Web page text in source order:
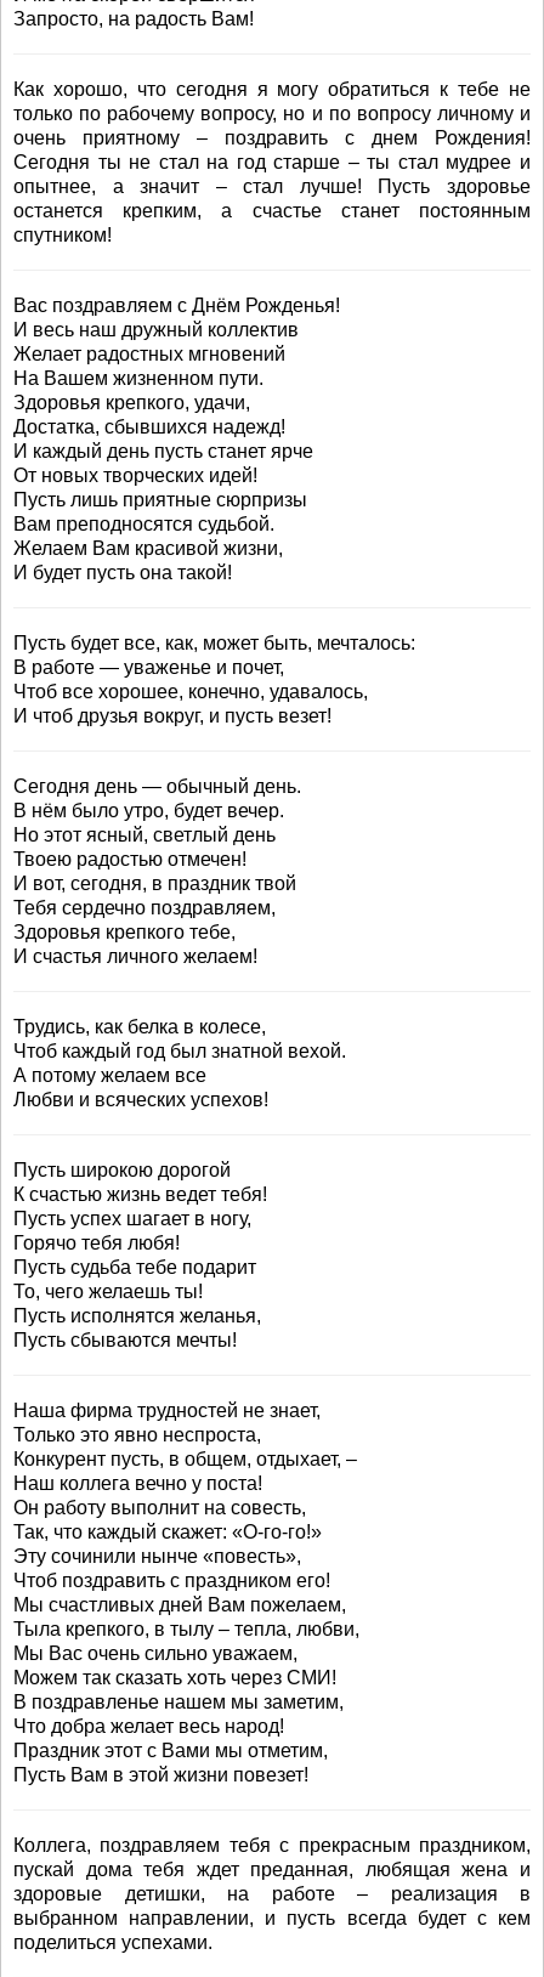
Запросто, на радость Вам!
Как хорошо, что сегодня я могу обратиться к тебе не
только по рабочему вопросу, но и по вопросу личному и
очень приятному – поздравить с днем Рождения!
Сегодня ты не стал на год старше – ты стал мудрее и
опытнее, а значит – стал лучше! Пусть здоровье
останется крепким, а счастье станет постоянным
спутником!
Вас поздравляем с Днём Рожденья!
И весь наш дружный коллектив
Желает радостных мгновений
На Вашем жизненном пути.
Здоровья крепкого, удачи,
Достатка, сбывшихся надежд!
И каждый день пусть станет ярче
От новых творческих идей!
Пусть лишь приятные сюрпризы
Вам преподносятся судьбой.
Желаем Вам красивой жизни,
И будет пусть она такой!
Пусть будет все, как, может быть, мечталось:
В работе — уваженье и почет,
Чтоб все хорошее, конечно, удавалось,
И чтоб друзья вокруг, и пусть везет!
Сегодня день — обычный день.
В нём было утро, будет вечер.
Но этот ясный, светлый день
Твоею радостью отмечен!
И вот, сегодня, в праздник твой
Тебя сердечно поздравляем,
Здоровья крепкого тебе,
И счастья личного желаем!
Трудись, как белка в колесе,
Чтоб каждый год был знатной вехой.
А потому желаем все
Любви и всяческих успехов!
Пусть широкою дорогой
К счастью жизнь ведет тебя!
Пусть успех шагает в ногу,
Горячо тебя любя!
Пусть судьба тебе подарит
То, чего желаешь ты!
Пусть исполнятся желанья,
Пусть сбываются мечты!
Наша фирма трудностей не знает,
Только это явно неспроста,
Конкурент пусть, в общем, отдыхает, –
Наш коллега вечно у поста!
Он работу выполнит на совесть,
Так, что каждый скажет: «О-го-го!»
Эту сочинили нынче «повесть»,
Чтоб поздравить с праздником его!
Мы счастливых дней Вам пожелаем,
Тыла крепкого, в тылу – тепла, любви,
Мы Вас очень сильно уважаем,
Можем так сказать хоть через СМИ!
В поздравленье нашем мы заметим,
Что добра желает весь народ!
Праздник этот с Вами мы отметим,
Пусть Вам в этой жизни повезет!
Коллега, поздравляем тебя с прекрасным праздником,
пускай дома тебя ждет преданная, любящая жена и
здоровые детишки, на работе – реализация в
выбранном направлении, и пусть всегда будет с кем
поделиться успехами.